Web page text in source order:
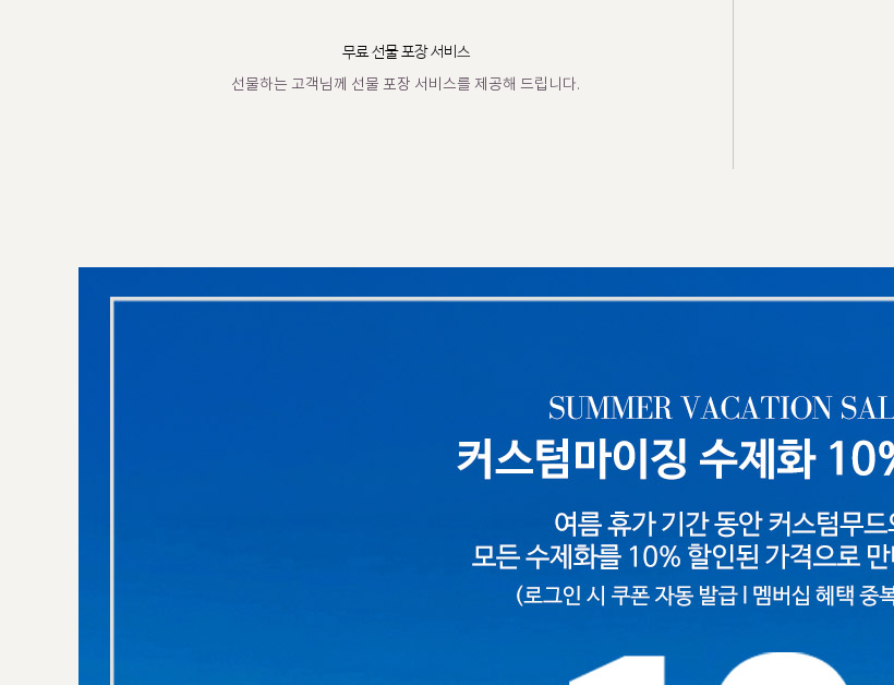
무료 선물 포장 서비스
선물하는 고객님께 선물 포장 서비스를 제공해 드립니다.